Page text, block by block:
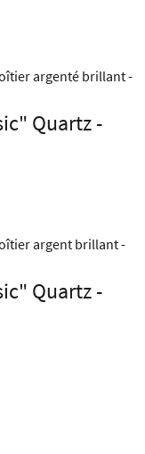
Quartz -
Quartz -